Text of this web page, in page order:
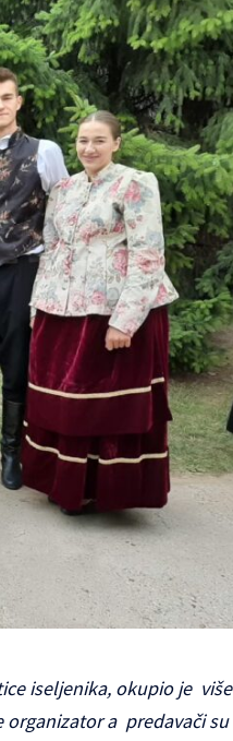
iseljenika, okupio je više
organizator a predavači su